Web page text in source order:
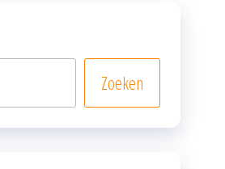
Zoeken